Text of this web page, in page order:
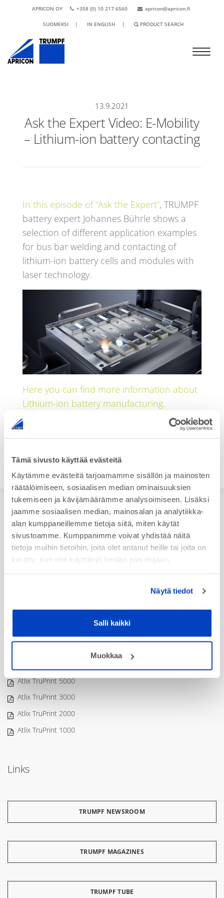
Tämä sivusto käyttää evästeitä
Käytämme evästeitä tarjoamamme sisällön ja mainosten
räätälöimiseen, sosiaalisen median ominaisuuksien
tukemiseen ja kävijämäärämme analysoimiseen. Lisäksi
jaamme sosiaalisen median, mainosalan ja analytiikka-
alan kumppaneillemme tietoja siitä, miten käytät
sivustoamme. Kumppanimme voivat yhdistää näitä
tietoja muihin tietoihin, joita olet antanut heille tai joita on
kerätty, kun olet käyttänyt heidän palvelujaan.
Näytä tiedot
Salli kaikki
Muokkaa
APRICON OY +358 (0) 10 217 6560 apricon@apricon.fi
SUOMEKSI | IN ENGLISH | PRODUCT SEARCH
13.9.2021
Ask the Expert Video: E-Mobility
– Lithium-ion battery contacting
In this episode of “Ask the Expert”, TRUMPF
battery expert Johannes Bührle shows a
selection of different application examples
for bus bar welding and contacting of
lithium-ion battery cells and modules with
laser technology.
Here you can find more information about
Lithium-ion battery manufacturing.
News
10.3.2026– Apricon in Konepaja – Nordic Welding Expo –
17.-19.3.2026
SHOW ALL NEWS
Atlix TruPrint 5000
Atlix TruPrint 3000
Atlix TruPrint 2000
Atlix TruPrint 1000
Links
TRUMPF NEWSROOM
TRUMPF MAGAZINES
TRUMPF TUBE